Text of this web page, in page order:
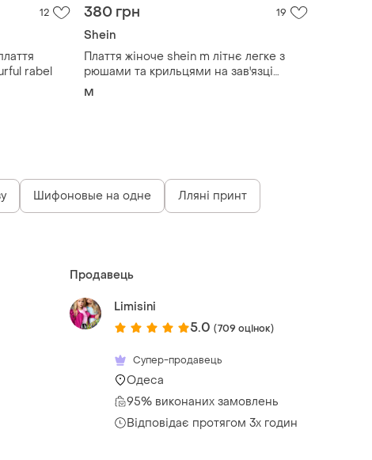
12
rabel
380 грн 19
Shein
Плаття жіноче shein m літнє легке з
рюшами та крильцями на зав'язці
коротке жовтий квітковий принт
M
Шифоновые на одне Лляні принт
Продавець
Limisini
5.0 (709 оцінок)
Супер-продавець
Одеса
95% виконаних замовлень
Відповідає протягом 3х годин